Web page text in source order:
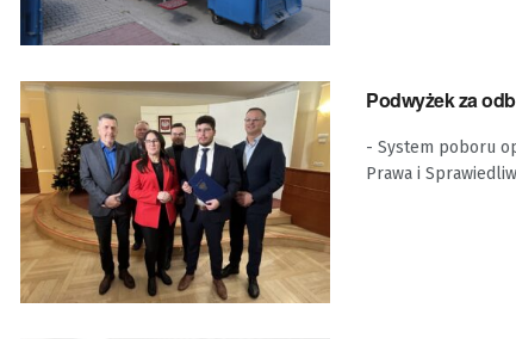
Podwyżek za
- System poboru
Prawa i